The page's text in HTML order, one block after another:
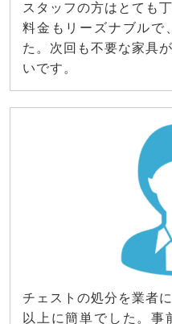
スタッフの方はとても
料金もリーズナブルで
た。次回も不要な家具
いです。
チェストの処分を業者
以上に簡単でした。事